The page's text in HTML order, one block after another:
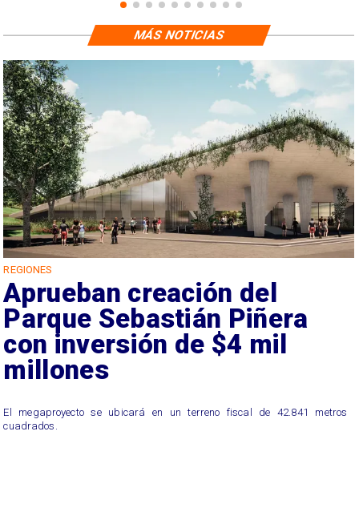
REGIONES
Aprueban creación del
Parque Sebastián Piñera
con inversión de $4 mil
millones
El megaproyecto se ubicará en un terreno fiscal de 42.841 metros
cuadrados.
MÁS NOTICIAS